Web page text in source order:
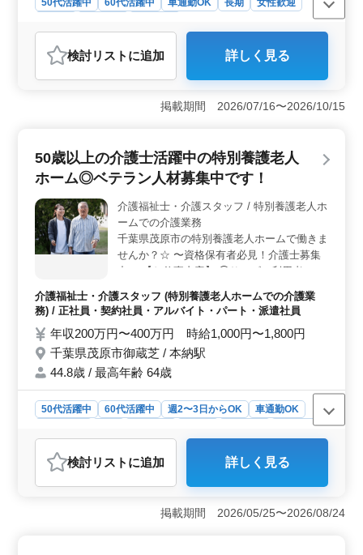
以上の方条件面優遇致します ＊2級土木施工
50代活躍中 60代活躍中 車通勤OK 長期
女性歓迎
おすすめポイント
＜勤務条件＞ 千葉県東金市近郊の土木施工管理求人で
す！50代以上の2級土木施工管理技士以上を急募していま
ャリアを築ける好条件になります。 ＜業務内容＞
修正など、幅広い業務に携わり、技術力を活かして、安
全かつ効率的な施工を実現します。 ＜特徴＞ 50代
以上の経験者は条件面で優遇されます。2級土木施工管理
技士以上の資格が必須ですが、CADの使用経験は不問で
す。作業着の支給や全額交通費の支給など、待遇も充実
しています。自分の経験とスキルを活かして、新しい挑
戦に取り組んでみませんか？
検討リスト に追加 詳しく見る
掲載期間 2026/07/16〜2026/10/15
50歳以上の介護士活躍中の特別養護老人
ホーム◎ベテラン人材募集中です！
介護福祉士・介護スタッフ / 特別養護老人ホ
ームでの介護業務
千葉県茂原市の特別養護老人ホームで働きま
せんか？☆ 〜資格保有者必見！介護士募集
中〜 【お仕事内容】 ◯サービス利用者の家
排泄介助など） ◯介護記録作成 ◯身体機能
の維持・回復サポート ◯看護師補助 など
【備考】 ◯シフト制(週3日以上相談可能)
◯週休二日 ◯車通勤可能（駐車場完備）☆
皆様のご応募お待ちしております！ まずは
介護福祉士・介護スタッフ (特別養護老人ホームでの介護業
務) / 正社員・契約社員・アルバイト・パート・派遣社員
年収200万円〜400万円 時給1,000円〜1,800円
千葉県茂原市御蔵芝 / 本納駅
44.8歳 / 最高年齢 64歳
50代活躍中 60代活躍中 週2〜3日からOK
車通勤OK
派遣社員
介護福祉士・介護スタッフ
おすすめポイント
＜特別養護老人ホームでの介護士募集＞ 千葉県茂原市
の特別養護老人ホームで50歳以上の介護士が活躍中で
す。経験豊富なベテランの方々を募集しています。安定
検討リスト に追加 詳しく見る
掲載期間 2026/05/25〜2026/08/24